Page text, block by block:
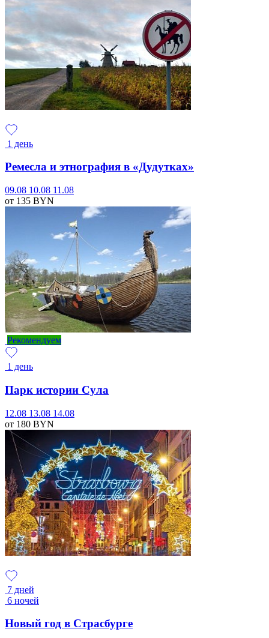
1 день
Ремесла и этнография в «Дудутках»
09.08 10.08 11.08
от 135 BYN
Рекомендуем
1 день
Парк истории Сула
12.08 13.08 14.08
от 180 BYN
7 дней
6 ночей
Новый год в Страсбурге